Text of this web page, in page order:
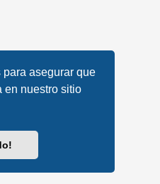
asegurar que
en nuestro sitio